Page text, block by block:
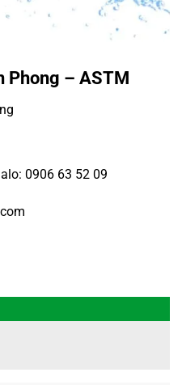
Phong – ASTM
0906 63 52 09